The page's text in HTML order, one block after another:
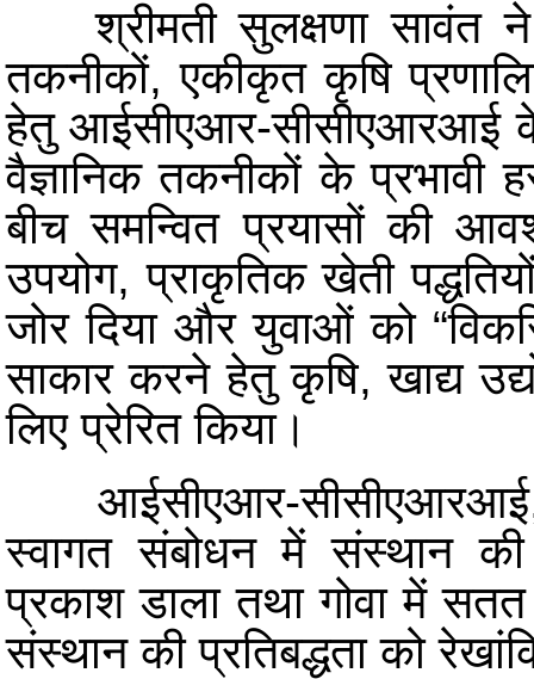
श्रीमती सुलक्षणा सावंत
तकनीकों, एकीकृत कृषि
हेतु आईसीएआर-सीसीएआरआई के
वैज्ञानिक तकनीकों के प्रभावी
बीच समन्वित प्रयासों की
उपयोग, प्राकृतिक खेती
जोर दिया और युवाओं को
साकार करने हेतु कृषि, खाद्य
लिए प्रेरित किया।
आईसीएआर-सीसीएआरआई,
स्वागत संबोधन में संस्थान की
प्रकाश डाला तथा गोवा में
संस्थान की प्रतिबद्धता को